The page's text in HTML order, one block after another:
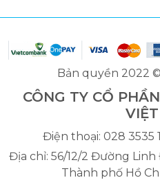
Bản quyền 2022
CÔNG TY CỔ
Điện thoại: 028 3535
Địa chỉ: 56/12/2 Đường
Thành phố Hồ